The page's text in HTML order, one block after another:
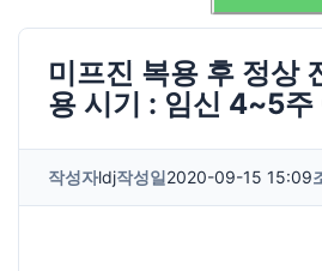
미프진 복용 후 정상
용 시기 : 임신 4~5주
작성자ldj작성일2020-09-15 15:09